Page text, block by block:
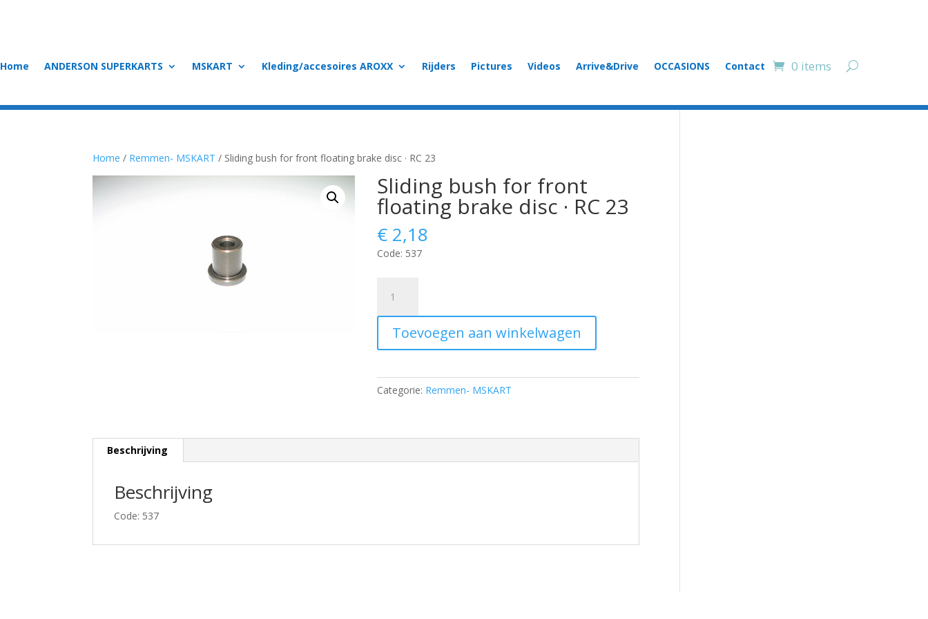
Home ANDERSON SUPERKARTS MSKART Kleding/accesoires AROXX Rijders Pictures Videos Arrive&Drive OCCASIONS Contact 0 items
Home / Remmen- MSKART / Sliding bush for front floating brake disc · RC 23
Sliding bush for front
floating brake disc · RC 23
€ 2,18
Code: 537
bush
for
front
floating
disc
·
Toevoegen aan winkelwagen
Categorie: Remmen- MSKART
Beschrijving
Beschrijving
Code: 537